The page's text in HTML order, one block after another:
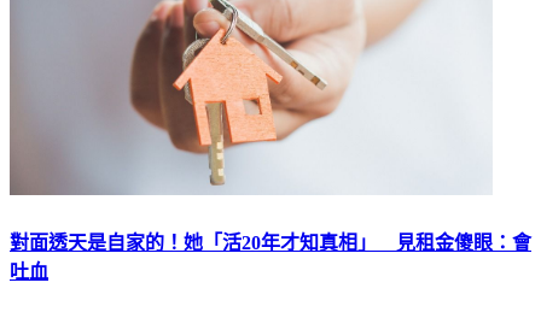
對面透天是自家的！她「活20年才知真相」 見租金傻眼：會
吐血